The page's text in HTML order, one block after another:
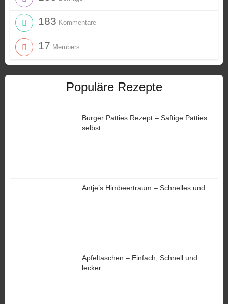
183 Kommentare
17 Members
Populäre Rezepte
Burger Patties Rezept – Saftige Patties
selbst…
Antje’s Himbeertraum – Schnelles und…
Apfeltaschen – Einfach, Schnell und
lecker